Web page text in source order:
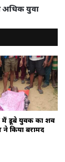
अधिक युवा
में डूबे युवक का शव
किया बरामद